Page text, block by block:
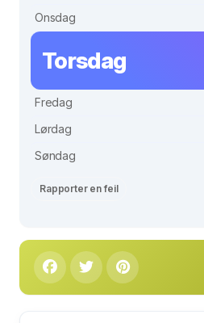
Onsdag
Torsdag
Fredag
Lørdag
Søndag
Rapporter en feil